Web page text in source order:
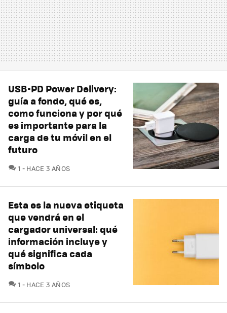
USB-PD Power Delivery:
guía a fondo, qué es,
como funciona y por qué
es importante para la
carga de tu móvil en el
futuro
1 COMENTARIOS
HACE 3 AÑOS
Esta es la nueva etiqueta
que vendrá en el
cargador universal: qué
información incluye y
qué significa cada
símbolo
1 COMENTARIOS
HACE 3 AÑOS